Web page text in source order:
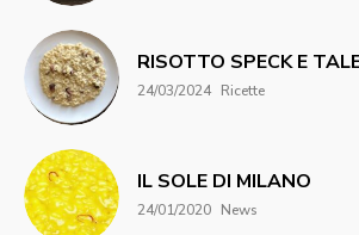
RISOTTO SPECK E
24/03/2024 Ricette
IL SOLE DI MILANO
24/01/2020 News